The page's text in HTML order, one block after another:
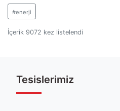
#enerji
İçerik 9072 kez listelendi
Tesislerimiz